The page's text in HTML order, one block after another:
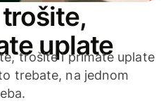
uplate
trošite i primate uplate
trebate, na jednom